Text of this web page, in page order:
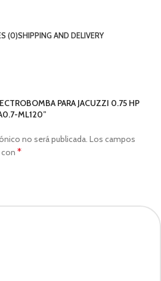
(0)SHIPPING AND DELIVERY
PARA JACUZZI 0.75 HP
ML120”
no será publicada. Los campos
*